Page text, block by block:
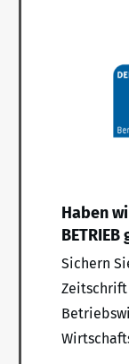
Haben
Sichern
Zeitschrift